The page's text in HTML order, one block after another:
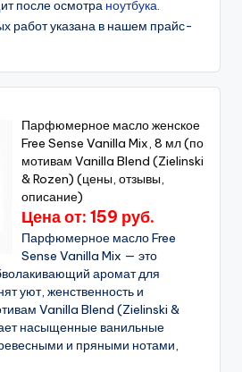
после осмотра ноутбука
работ указана в нашем прайс-
Парфюмерное масло женское
Free Sense Vanilla Mix, 8 мл (по
мотивам Vanilla Blend (Zielinski
& Rozen) (цены, отзывы,
описание)
Цена от: 159 руб.
Парфюмерное масло Free
Sense Vanilla Mix — это
аромат для
уют, женственность и
Vanilla Blend (Zielinski &
насыщенные ванильные
и пряными нотами,